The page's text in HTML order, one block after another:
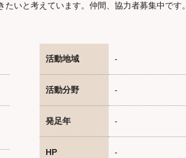
いと考えています。仲間、協力者募集中です。
活動地域 -
活動分野 -
発足年 -
HP -